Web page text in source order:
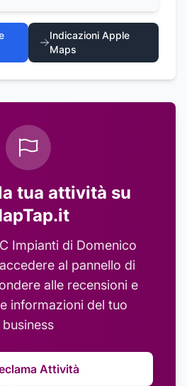
Indicazioni Apple
Maps
tua attività su
Impianti di Domenico
al pannello di
alle recensioni e
informazioni del tuo
business
Attività